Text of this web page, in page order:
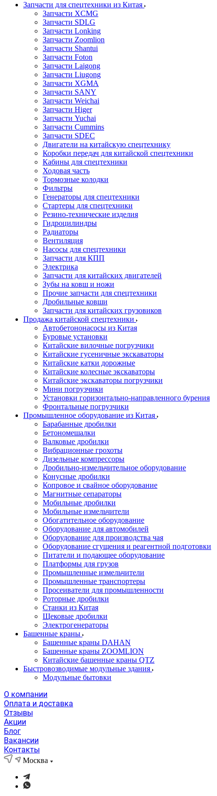
Запчасти для спецтехники из Китая
Запчасти XCMG
Запчасти SDLG
Запчасти Lonking
Запчасти Zoomlion
Запчасти Shantui
Запчасти Foton
Запчасти Laigong
Запчасти Liugong
Запчасти XGMA
Запчасти SANY
Запчасти Weichai
Запчасти Higer
Запчасти Yuchai
Запчасти Cummins
Запчасти SDEC
Двигатели на китайскую спецтехнику
Коробки передач для китайской спецтехники
Кабины для спецтехники
Ходовая часть
Тормозные колодки
Фильтры
Генераторы для спецтехники
Стартеры для спецтехники
Резино-технические изделия
Гидроцилиндры
Радиаторы
Вентиляция
Насосы для спецтехники
Запчасти для КПП
Электрика
Запчасти для китайских двигателей
Зубы на ковш и ножи
Прочие запчасти для спецтехники
Дробильные ковши
Запчасти для китайских грузовиков
Продажа китайской спецтехники
Автобетононасосы из Китая
Буровые установки
Китайские вилочные погрузчики
Китайские гусеничные экскаваторы
Китайские катки дорожные
Китайские колесные экскаваторы
Китайские экскаваторы погрузчики
Мини погрузчики
Установки горизонтально-направленного бурения
Фронтальные погрузчики
Промышленное оборудование из Китая
Барабанные дробилки
Бетономешалки
Валковые дробилки
Вибрационные грохоты
Дизельные компрессоры
Дробильно-измельчительное оборудование
Конусные дробилки
Копровое и свайное оборудование
Магнитные сепараторы
Мобильные дробилки
Мобильные измельчители
Обогатительное оборудование
Оборудование для автомобилей
Оборудование для производства чая
Оборудование сгущения и реагентной подготовки
Питатели и подающее оборудование
Платформы для грузов
Промышленные измельчители
Промышленные транспортеры
Просеиватели для промышленности
Роторные дробилки
Станки из Китая
Щековые дробилки
Электрогенераторы
Башенные краны
Башенные краны DAHAN
Башенные краны ZOOMLION
Китайские башенные краны QTZ
Быстровозводимые модульные здания
Модульные бытовки
О компании
Оплата и доставка
Отзывы
Акции
Блог
Вакансии
Контакты
Москва